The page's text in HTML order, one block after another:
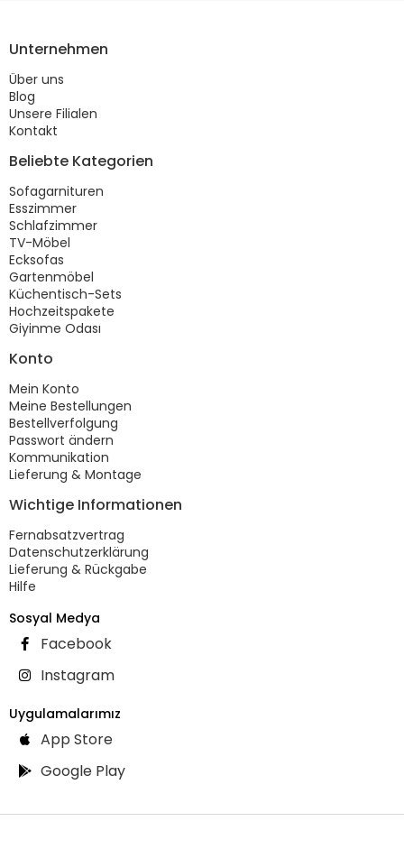
Unternehmen
Über uns
Blog
Unsere Filialen
Kontakt
Beliebte Kategorien
Sofagarnituren
Esszimmer
Schlafzimmer
TV-Möbel
Ecksofas
Gartenmöbel
Küchentisch-Sets
Hochzeitspakete
Giyinme Odası
Konto
Mein Konto
Meine Bestellungen
Bestellverfolgung
Passwort ändern
Kommunikation
Lieferung & Montage
Wichtige Informationen
Fernabsatzvertrag
Datenschutzerklärung
Lieferung & Rückgabe
Hilfe
Sosyal Medya
Facebook
Instagram
Uygulamalarımız
App Store
Google Play